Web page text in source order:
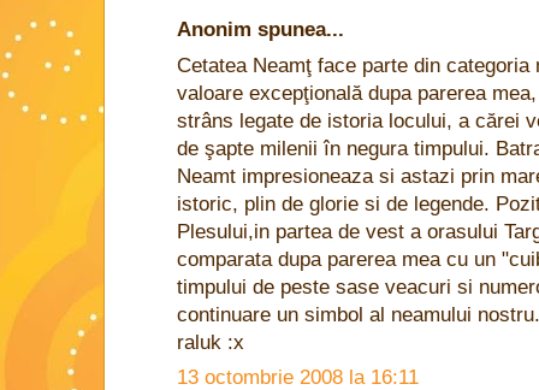
Anonim spunea...
Cetatea Neamţ face parte din categoria
valoare excepţională dupa parerea
strâns legate de istoria locului, a cărei
de şapte milenii în negura timpului.
Neamt impresioneaza si astazi prin
istoric, plin de glorie si de legende.
Plesului,in partea de vest a orasului
comparata dupa parerea mea cu un
timpului de peste sase veacuri si
continuare un simbol al neamului nostru.
raluk :x
13 octombrie 2008 la 16:11